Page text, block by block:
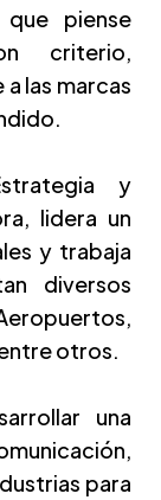
piense
criterio,
las marcas
y
lidera un
y trabaja
diversos
otros.
una
para